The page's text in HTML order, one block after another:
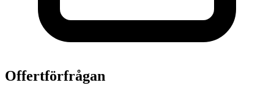
Offertförfrågan